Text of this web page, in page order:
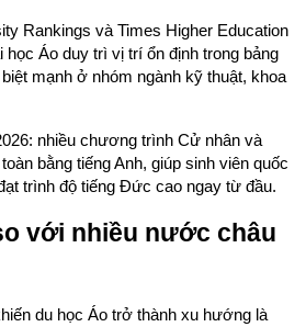
Rankings và Times Higher Education
học Áo duy trì vị trí ổn định trong bảng
mạnh ở nhóm ngành kỹ thuật, khoa
nhiều chương trình Cử nhân và
bằng tiếng Anh, giúp sinh viên quốc
trình độ tiếng Đức cao ngay từ đầu.
với nhiều nước châu
du học Áo trở thành xu hướng là